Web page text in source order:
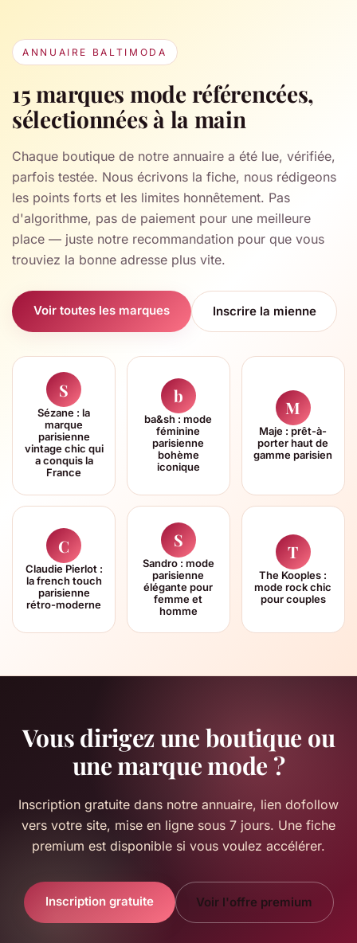
ANNUAIRE BALTIMODA
15 marques mode référencées,
sélectionnées à la main
Chaque boutique de notre annuaire a été lue, vérifiée,
parfois testée. Nous écrivons la fiche, nous rédigeons
les points forts et les limites honnêtement. Pas
d'algorithme, pas de paiement pour une meilleure
place — juste notre recommandation pour que vous
trouviez la bonne adresse plus vite.
Voir toutes les marques Inscrire la mienne
S
Sézane : la
marque
parisienne
vintage chic qui
a conquis la
France
b
ba&sh : mode
féminine
parisienne
bohème
iconique
M
Maje : prêt-à-
porter haut de
gamme parisien
C
Claudie Pierlot :
la french touch
parisienne
rétro-moderne
S
Sandro : mode
parisienne
élégante pour
femme et
homme
T
The Kooples :
mode rock chic
pour couples
Vous dirigez une boutique ou
une marque mode ?
Inscription gratuite dans notre annuaire, lien dofollow
vers votre site, mise en ligne sous 7 jours. Une fiche
premium est disponible si vous voulez accélérer.
Inscription gratuite Voir l'offre premium